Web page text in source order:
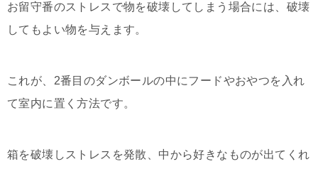
お留守番のストレスで物を破壊してしまう場合には、破壊
してもよい物を与えます。
これが、2番目のダンボールの中にフードやおやつを入れ
て室内に置く方法です。
箱を破壊しストレスを発散、中から好きなものが出てくれ